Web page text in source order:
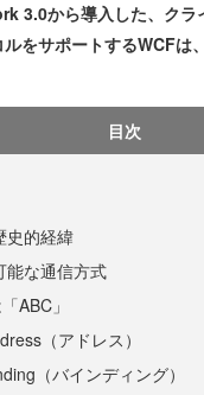
3.0から導入した、クラ
をサポートするWCFは
目次
史的経緯
能な通信方式
ABC」
（アドレス）
（バインディング）